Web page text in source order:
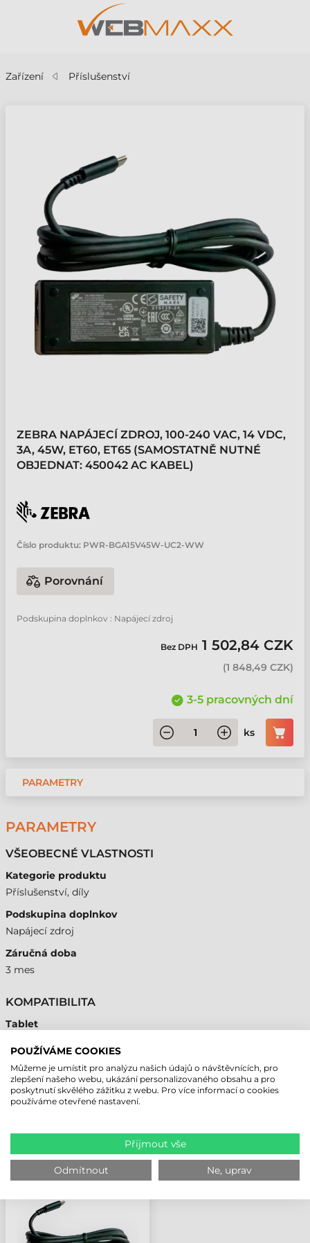
Zařízení Příslušenství
ZEBRA NAPÁJECÍ ZDROJ, 100-240 VAC, 14 VDC,
3A, 45W, ET60, ET65 (SAMOSTATNĚ NUTNÉ
OBJEDNAT: 450042 AC KABEL)
Číslo produktu: PWR-BGA15V45W-UC2-WW
Porovnání
Podskupina doplnkov : Napájecí zdroj
Bez DPH 1 502,84 CZK
(1 848,49 CZK)
3-5 pracovných dní
ks
PARAMETRY
PARAMETRY
VŠEOBECNÉ VLASTNOSTI
Kategorie produktu
Příslušenství, díly
Podskupina doplnkov
Napájecí zdroj
Záručná doba
3 mes
KOMPATIBILITA
Tablet
NAPOSLEDY PROHLÍŽENÉ PRODUKTY
ZEBRA NAPÁJECÍ
ZDROJ, 100-240 VAC, 14
VDC, 3A, 45W, ET60,
NUTNÉ OBJEDNAT:
450042 AC KABEL)
POUŽÍVÁME COOKIES
Můžeme je umístit pro analýzu našich údajů o návštěvnících, pro
zlepšení našeho webu, ukázání personalizovaného obsahu a pro
poskytnutí skvělého zážitku z webu. Pro více informací o cookies
používáme otevřené nastavení.
Přijmout vše
Odmítnout Ne, uprav